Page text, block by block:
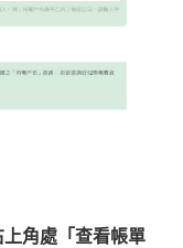
角處「查看帳單